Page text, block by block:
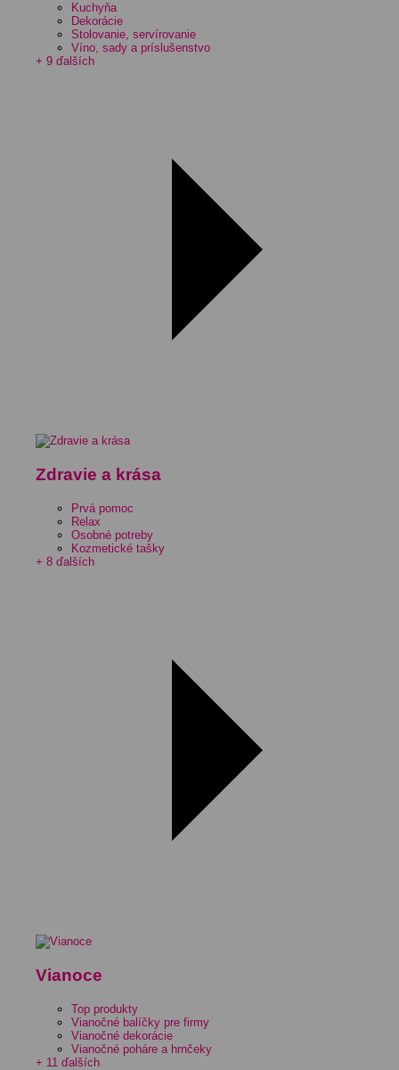
Kuchyňa
Dekorácie
Stolovanie, servírovanie
Víno, sady a príslušenstvo
+ 9 ďalších
Zdravie a krása
Prvá pomoc
Relax
Osobné potreby
Kozmetické tašky
+ 8 ďalších
Vianoce
Top produkty
Vianočné balíčky pre firmy
Vianočné dekorácie
Vianočné poháre a hrnčeky
+ 11 ďalších